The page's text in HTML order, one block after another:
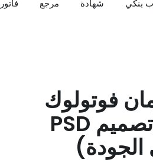
مرجع شهادة بنكي
فوتولوك
PSD قابل للتعديل (تصميم